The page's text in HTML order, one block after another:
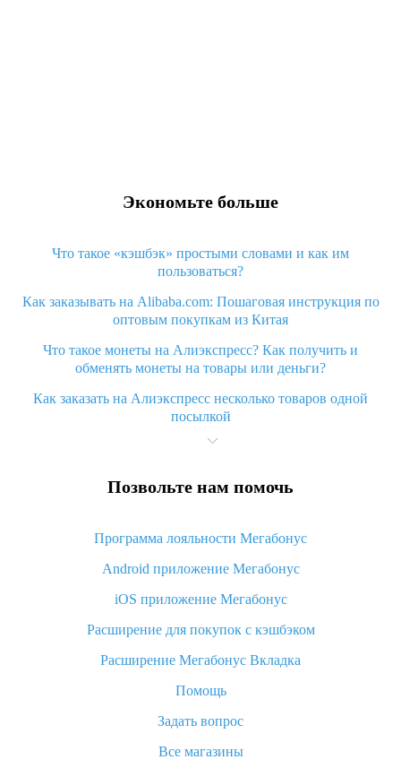
Экономьте больше
Что такое «кэшбэк» простыми словами и как им
пользоваться?
Как заказывать на Alibaba.com: Пошаговая инструкция по
оптовым покупкам из Китая
Что такое монеты на Алиэкспресс? Как получить и
обменять монеты на товары или деньги?
Как заказать на Алиэкспресс несколько товаров одной
посылкой
Что значит статус «Заказ закрыт» на Алиэкспресс и что
Что делать, если Алиэкспресс просит ввести паспортные
Как узнать, куда пришла посылка с Алиэкспресс
Вы отменили заказ на Алиэкспресс, когда вернут деньги?
Что такое баллы на Алиэкспресс, как их получить и
«AliExpress Standard Shipping»: что это за метод доставки и
как его отслеживать
Как покупать оптом на Алиэкспресс
Что делать, если не пришел товар с Алиэкспресс
Позвольте нам помочь
Программа лояльности Мегабонус
Android приложение Мегабонус
iOS приложение Мегабонус
Расширение для покупок с кэшбэком
Расширение Мегабонус Вкладка
Помощь
Задать вопрос
Все магазины